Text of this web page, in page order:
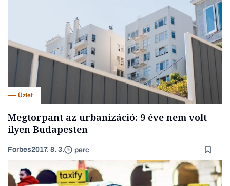
Üzlet
Megtorpant az urbanizáció: 9 éve nem volt
ilyen Budapesten
Forbes2017. 8. 3. perc